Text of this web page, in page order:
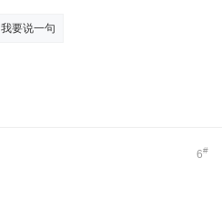
我要说一句
6#